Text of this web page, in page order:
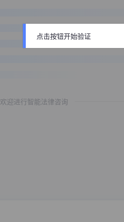
欢迎进行智能法律咨询
点击按钮开始验证